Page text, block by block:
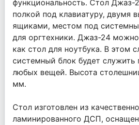
функциональность. Стол Джаз-
полкой под клавиатуру, двумя
ящиками, местом под
для оргтехники. Джаз-24 можно
как стол для ноутбука. В этом
системный блок будет служить
любых вещей. Высота
мм.
Стол изготовлен из
ламинированного ДСП,